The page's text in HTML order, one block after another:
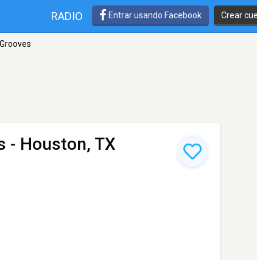
RADIO Entrar usando Facebook Crear
- Houston, TX